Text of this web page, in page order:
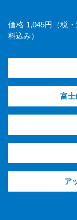
価格 1,045円（税
料込み）
富士
ア